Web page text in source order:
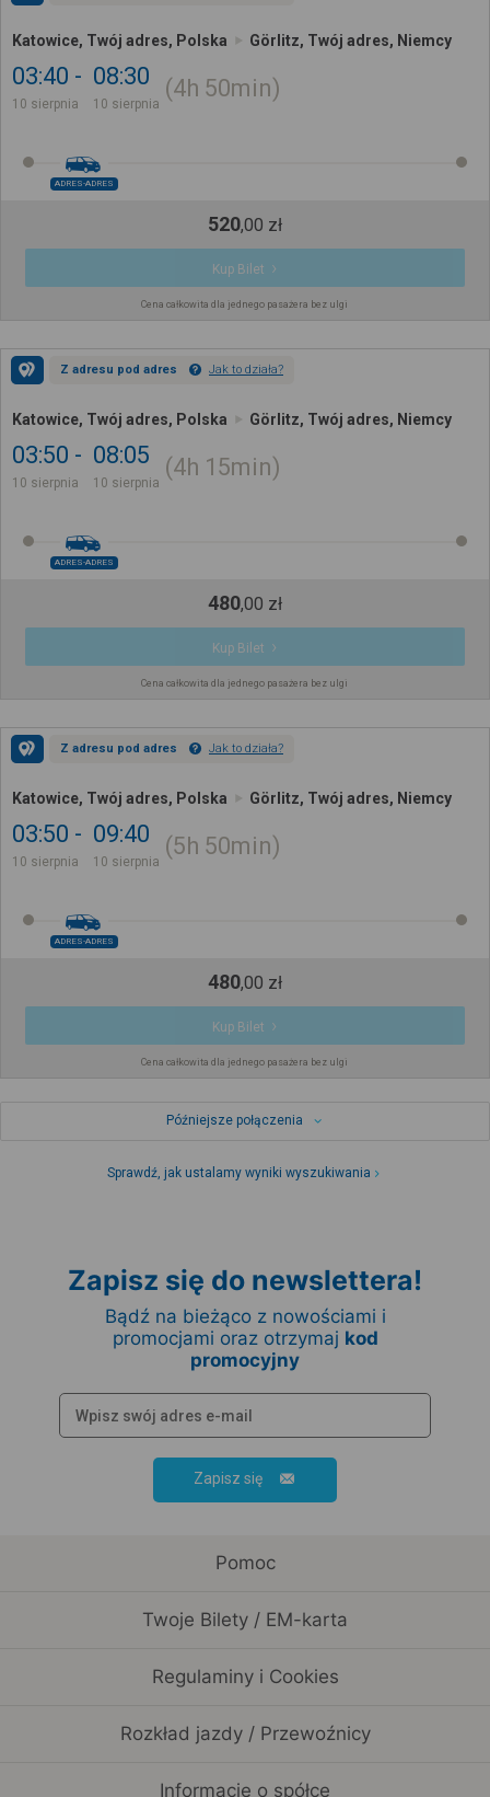
Katowice, Twój adres, Polska Görlitz, Twój adres, Niemcy
03:40
10 sierpnia
08:30
10 sierpnia
4h 50min
ADRES-ADRES
520,00 zł
Kup Bilet
Cena całkowita dla jednego pasażera bez ulgi
Z adresu pod adres Jak to działa?
Katowice, Twój adres, Polska Görlitz, Twój adres, Niemcy
03:50
10 sierpnia
08:05
10 sierpnia
4h 15min
ADRES-ADRES
480,00 zł
Kup Bilet
Cena całkowita dla jednego pasażera bez ulgi
Z adresu pod adres Jak to działa?
Katowice, Twój adres, Polska Görlitz, Twój adres, Niemcy
03:50
10 sierpnia
09:40
10 sierpnia
5h 50min
ADRES-ADRES
480,00 zł
Kup Bilet
Cena całkowita dla jednego pasażera bez ulgi
Późniejsze połączenia
Sprawdź, jak ustalamy wyniki wyszukiwania
Zapisz się do newslettera!
Bądź na bieżąco z nowościami i
promocjami oraz otrzymaj kod
promocyjny
Zapisz się
Pomoc
Twoje Bilety / EM-karta
Regulaminy i Cookies
Rozkład jazdy / Przewoźnicy
Informacje o spółce